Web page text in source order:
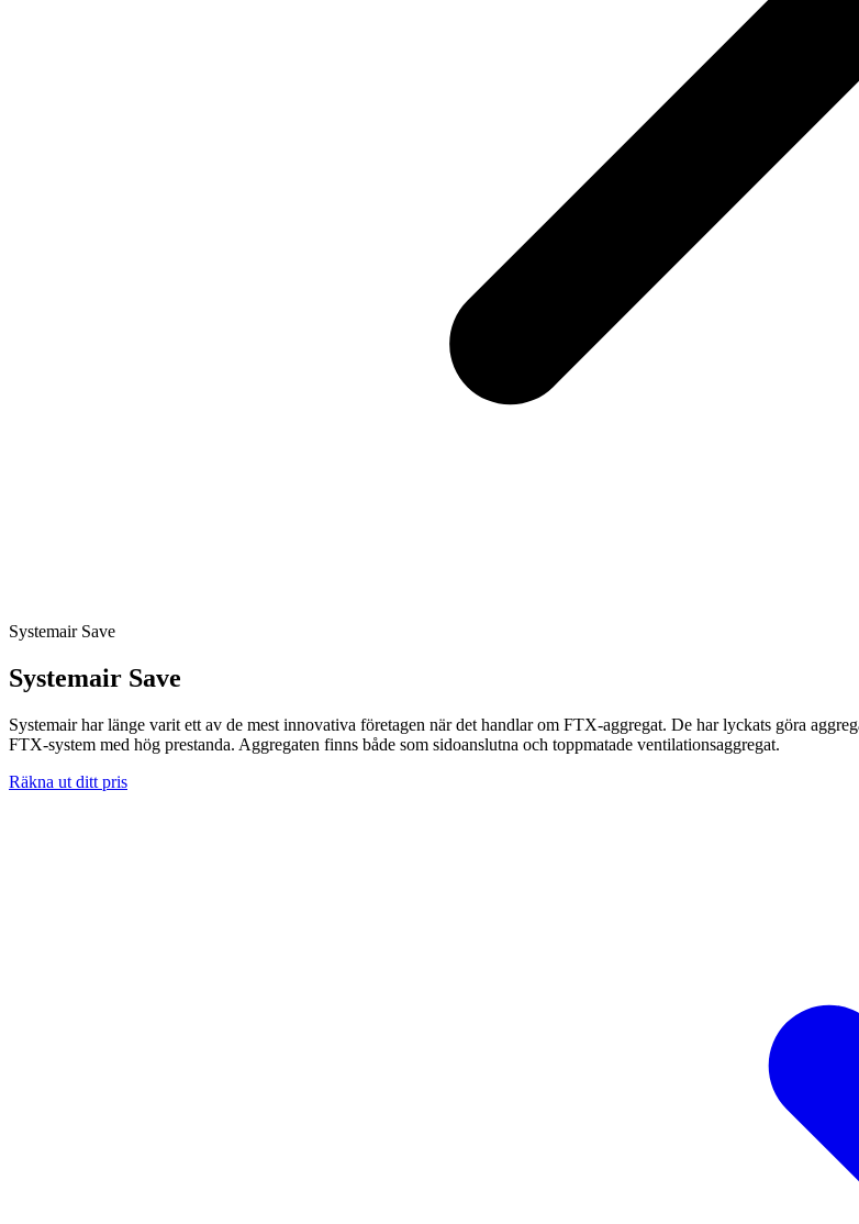
Systemair Save
Systemair Save
Systemair har länge varit ett av de mest innovativa företagen när det handlar om FTX-aggregat. De har lyckats göra
FTX-system med hög prestanda. Aggregaten finns både som sidoanslutna och toppmatade ventilationsaggregat.
Räkna ut ditt pris